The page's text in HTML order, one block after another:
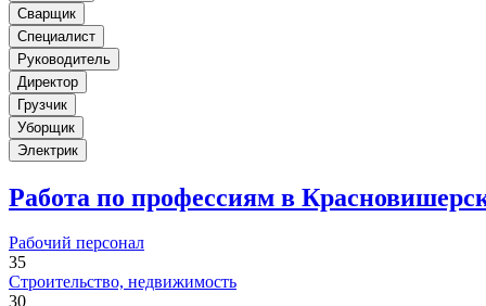
Сварщик
Специалист
Руководитель
Директор
Грузчик
Уборщик
Электрик
Работа по профессиям в
Рабочий персонал
35
Строительство, недвижимость
30